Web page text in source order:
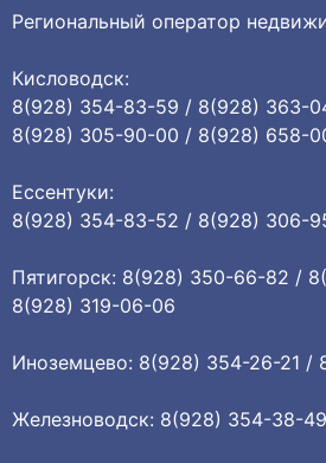
Региональный оператор
Кисловодск:
8(928) 354-83-59 / 8(928) 363-
8(928) 305-90-00 / 8(928) 658-
Ессентуки:
8(928) 354-83-52 / 8(928) 306-
Пятигорск: 8(928) 350-66-82 /
8(928) 319-06-06
Иноземцево: 8(928) 354-26-21 /
Железноводск: 8(928) 354-38-49